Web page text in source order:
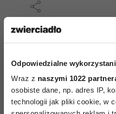
Odpowiedzialne
Wraz z naszymi 1022
osobiste dane, np. adres IP,
technologii jak pliki cookie, w